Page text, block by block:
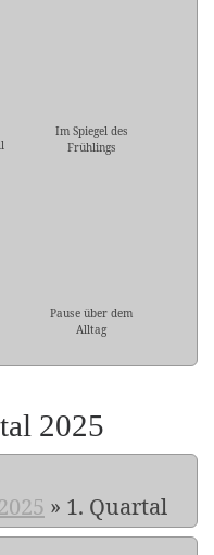
Im Spiegel des
Frühlings
Pause über dem
Alltag
2025
» 1. Quartal